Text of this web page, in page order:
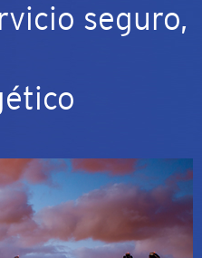
seguro,